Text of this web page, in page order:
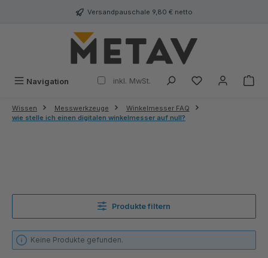
Versandpauschale 9,80 € netto
Navigation inkl. MwSt.
Wissen Messwerkzeuge
Winkelmesser FAQ
wie stelle ich einen digitalen winkelmesser auf null?
Produkte filtern
Keine Produkte gefunden.